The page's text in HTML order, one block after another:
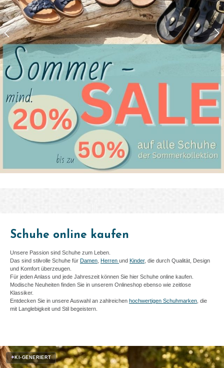
Schuhe online kaufen
Unsere Passion sind Schuhe zum Leben.
Das sind stilvolle Schuhe für Damen Herren und Kinder, die durch Qualität, Design
und Komfort überzeugen.
Für jeden Anlass und jede Jahreszeit können Sie hier Schuhe online kaufen.
Modische Neuheiten finden Sie in unserem Onlineshop ebenso wie zeitlose
Klassiker.
Entdecken Sie in unsere Auswahl an zahlreichen hochwertigen Schuhmarken , die
mit Langlebigkeit und Stil begeistern.
Bildergalerie überspringen
✦KI-GENERIERT